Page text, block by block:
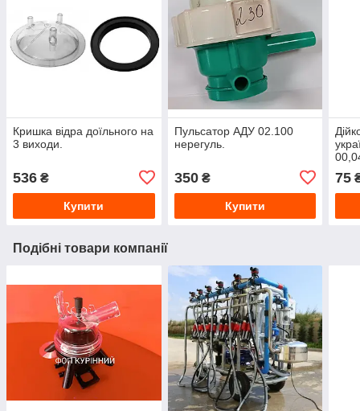
Кришка відра доїльного на
3 виходи.
536 ₴
Купити
Пульсатор АДУ 02.100
нерегуль.
350₴
Купити
75
Подібні товари компанії